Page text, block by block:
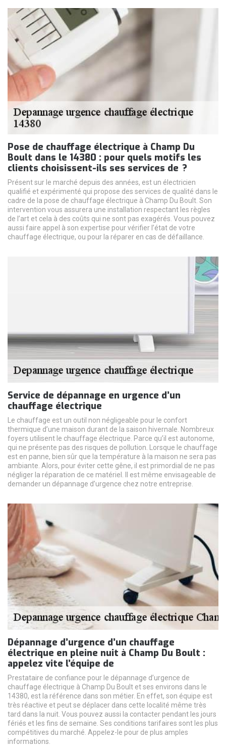
Pose de chauffage électrique à Champ Du
Boult dans le 14380 : pour quels motifs les
clients choisissent-ils ses services de ?
Présent sur le marché depuis des années, est un électricien
qualifié et expérimenté qui propose des services de qualité dans le
cadre de la pose de chauffage électrique à Champ Du Boult. Son
intervention vous assurera une installation respectant les règles
de l’art et cela à des coûts qui ne sont pas exagérés. Vous pouvez
aussi faire appel à son expertise pour vérifier l’état de votre
chauffage électrique, ou pour la réparer en cas de défaillance.
Service de dépannage en urgence d’un
chauffage électrique
Le chauffage est un outil non négligeable pour le confort
thermique d’une maison durant de la saison hivernale. Nombreux
foyers utilisent le chauffage électrique. Parce qu’il est autonome,
qui ne présente pas des risques de pollution. Lorsque le chauffage
est en panne, bien sûr que la température à la maison ne sera pas
ambiante. Alors, pour éviter cette gêne, il est primordial de ne pas
négliger la réparation de ce matériel. Il est même envisageable de
demander un dépannage d’urgence chez notre entreprise.
Dépannage d’urgence d’un chauffage
électrique en pleine nuit à Champ Du Boult :
appelez vite l’équipe de
Prestataire de confiance pour le dépannage d’urgence de
chauffage électrique à Champ Du Boult et ses environs dans le
14380, est la référence dans son métier. En effet, son équipe est
très réactive et peut se déplacer dans cette localité même très
tard dans la nuit. Vous pouvez aussi la contacter pendant les jours
fériés et les fins de semaine. Ses conditions tarifaires sont les plus
compétitives du marché. Appelez-le pour de plus amples
informations.